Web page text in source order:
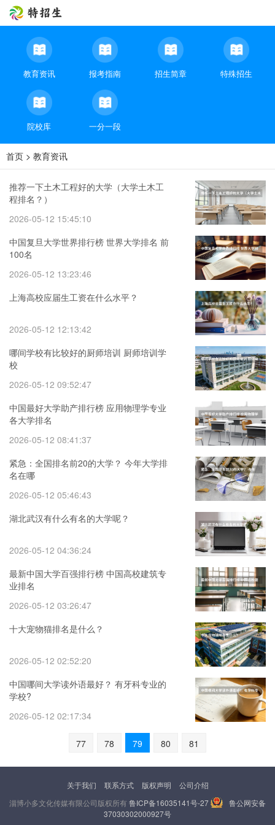
教育资讯 报考指南 招生简章 特殊招生
院校库 一分一段
首页 > 教育资讯
推荐一下土木工程好的大学（大学土木工
程排名？）
2026-05-12 15:45:10
中国复旦大学世界排行榜 世界大学排名 前
100名
2026-05-12 13:23:46
上海高校应届生工资在什么水平？
2026-05-12 12:13:42
哪间学校有比较好的厨师培训 厨师培训学
校
2026-05-12 09:52:47
中国最好大学助产排行榜 应用物理学专业
各大学排名
2026-05-12 08:41:37
紧急：全国排名前20的大学？ 今年大学排
名在哪
2026-05-12 05:46:43
湖北武汉有什么有名的大学呢？
2026-05-12 04:36:24
最新中国大学百强排行榜 中国高校建筑专
业排名
2026-05-12 03:26:47
十大宠物猫排名是什么？
2026-05-12 02:52:20
中国哪间大学读外语最好？ 有牙科专业的
学校?
2026-05-12 02:17:34
77 78 79 80 81
关于我们 联系方式 版权声明
公司介绍
淄博小多文化传媒有限公司版权所有鲁ICP备16035141号-27
鲁公网安备
37030302000927号